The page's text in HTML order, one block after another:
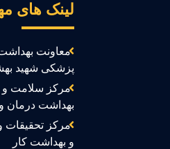
لینک های
معاونت
پزشکی شهید
مرکز سلامت و
بهداشت
مرکز تحقیقات
و بهداشت کار